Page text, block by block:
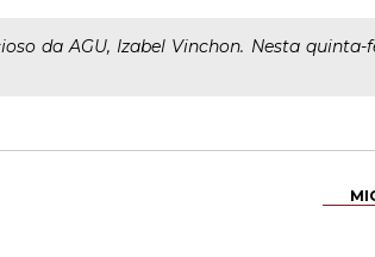
da AGU, Izabel Vinchon. Nesta quinta-